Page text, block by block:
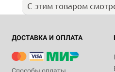
С этим товаром
ДОСТАВКА И ОПЛАТА